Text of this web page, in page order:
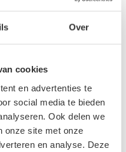
Over
cookies
en advertenties te
social media te bieden
Ook delen we
onze site met onze
en analyse. Deze
40 x
eiken €269,00